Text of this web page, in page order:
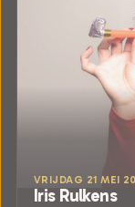
VRIJDAG 21 MEI
Iris Rulkens